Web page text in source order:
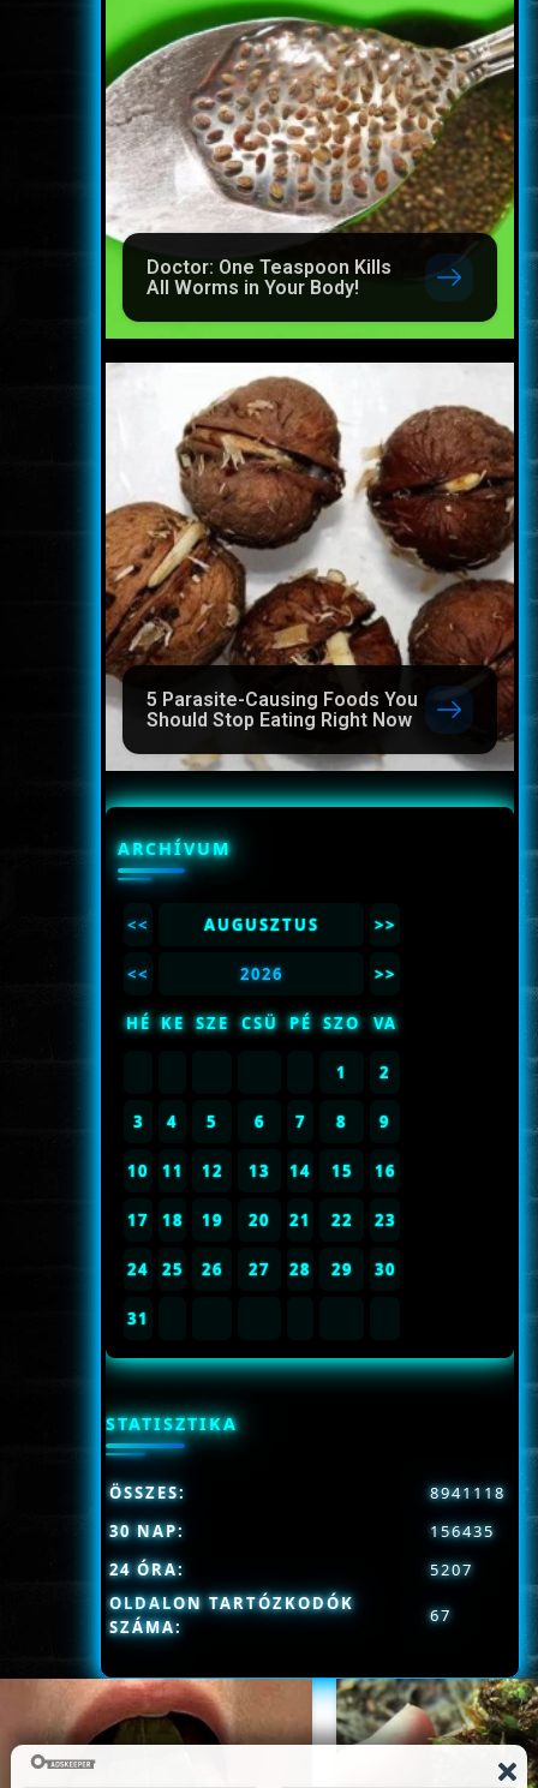
Doctor: One Teaspoon Kills
All Worms in Your Body!
5 Parasite-Causing Foods You
Should Stop Eating Right Now
ARCHÍVUM
<< AUGUSZTUS >>
<< 2026 >>
HÉ KE SZE CSÜ PÉ SZO VA
1 2
3 4 5 6 7 8 9
10 11 12 13 14 15 16
17 18 19 20 21 22 23
24 25 26 27 28 29 30
31
STATISZTIKA
OLDALON TARTÓZKODÓK
SZÁMA:
67
ÖSSZES:
8941118
30 NAP:
156435
24 ÓRA:
5207